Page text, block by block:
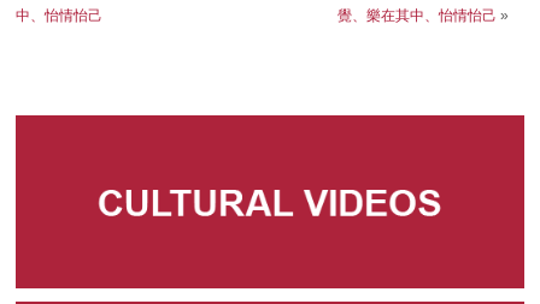
中、怡情怡己
覺、樂在其中、怡情怡己 »